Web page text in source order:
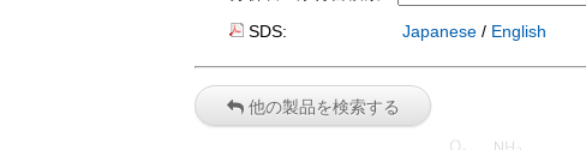
SDS: Japanese/ English
他の製品を検索する